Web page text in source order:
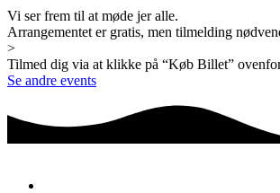
Vi ser frem til at møde jer alle.
Arrangementet er gratis, men tilmelding
>
Tilmed dig via at klikke på “Køb Billet”
Se andre events